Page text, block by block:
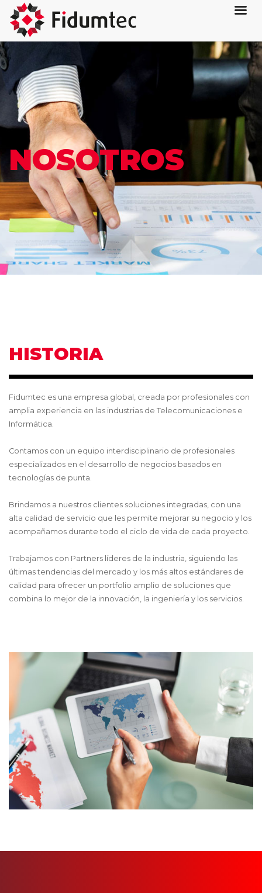
NOSOTROS
HISTORIA
Fidumtec es una empresa global, creada por profesionales con
amplia experiencia en las industrias de Telecomunicaciones e
Informática.
Contamos con un equipo interdisciplinario de profesionales
especializados en el desarrollo de negocios basados en
tecnologías de punta.
Brindamos a nuestros clientes soluciones integradas, con una
alta calidad de servicio que les permite mejorar su negocio y los
acompañamos durante todo el ciclo de vida de cada proyecto.
Trabajamos con Partners líderes de la industria, siguiendo las
últimas tendencias del mercado y los más altos estándares de
calidad para ofrecer un portfolio amplio de soluciones que
combina lo mejor de la innovación, la ingeniería y los servicios.